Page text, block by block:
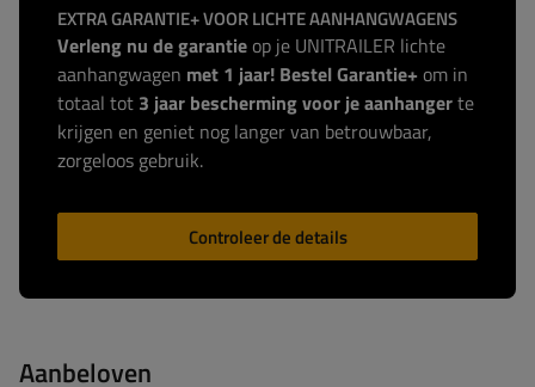
EXTRA GARANTIE+ VOOR LICHTE AANHANGWAGENS
Verleng nu de garantie op je UNITRAILER lichte
aanhangwagen met 1 jaar! Bestel Garantie+ om in
totaal tot 3 jaar bescherming voor je aanhangerte
krijgen en geniet nog langer van betrouwbaar,
zorgeloos gebruik.
Controleer de details
Aanbeloven